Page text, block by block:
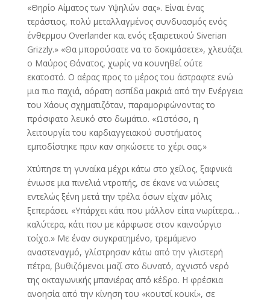
«Θηρίο Αίματος των Υψηλών σας». Είναι ένας
τεράστιος, πολύ μεταλλαγμένος συνδυασμός ενός
ένθερμου Overlander και ενός εξαιρετικού Siverian
Grizzly.» «Θα μπορούσατε να το δοκιμάσετε», χλευάζει
ο Μαύρος Θάνατος, χωρίς να κουνηθεί ούτε
εκατοστό. Ο αέρας προς το μέρος του άστραφτε ενώ
μια πιο παχιά, αόρατη ασπίδα μακριά από την Ενέργεια
του Χάους σχηματιζόταν, παραμορφώνοντας το
πρόσφατο λευκό στο δωμάτιο. «Ωστόσο, η
λειτουργία του καρδιαγγειακού συστήματος
εμποδίστηκε πριν καν σηκώσετε το χέρι σας.»
Χτύπησε τη γυναίκα μέχρι κάτω στο χείλος, ξαφνικά
ένιωσε μια πινελιά ντροπής, σε έκανε να νιώσεις
εντελώς ξένη μετά την τρέλα όσων είχαν μόλις
ξεπεράσει. «Υπάρχει κάτι που μάλλον είπα νωρίτερα…
καλύτερα, κάτι που με κάρφωσε στον καινούργιο
τοίχο.» Με έναν συγκρατημένο, τρεμάμενο
αναστεναγμό, γλίστρησαν κάτω από την γλιστερή
πέτρα, βυθιζόμενοι μαζί στο δυνατό, αχνιστό νερό
της οκταγωνικής μπανιέρας από κέδρο. Η φρέσκια
ανοησία από την κίνηση του «κουτσί κουκί», σε